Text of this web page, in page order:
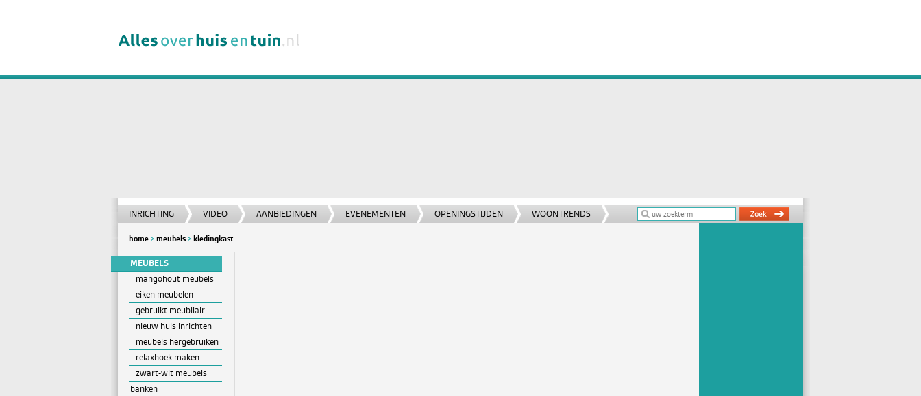
INRICHTING VIDEO AANBIEDINGEN EVENEMENTEN OPENINGSTIJDEN WOONTRENDS
home meubels kledingkast
MEUBELS
mangohout meubels
eiken meubelen
gebruikt meubilair
nieuw huis inrichten
meubels hergebruiken
relaxhoek maken
zwart-wit meubels
banken